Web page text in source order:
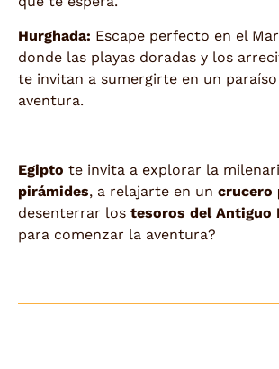
Hurghada: Escape perfecto en el
donde las playas doradas y los
te invitan a sumergirte en un
aventura.
Egipto te invita a explorar la
pirámides, a relajarte en un crucero
desenterrar los tesoros del Antiguo
para comenzar la aventura?